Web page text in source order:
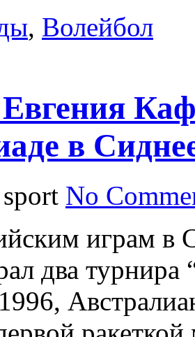
, Волейбол
в
No
играм в
два